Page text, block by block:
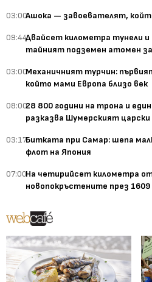
03:00Ашока — завоевателят,
09:44Двайсет километра тунели
тайният подземен атомен
03:00Механичният турчин:
който мами Европа близо век
08:0028 800 години на трона и
разказва Шумерският царски
03:17Битката при Самар: шепа
флот на Япония
07:00На четирийсет километра
новопокръстените през 1609